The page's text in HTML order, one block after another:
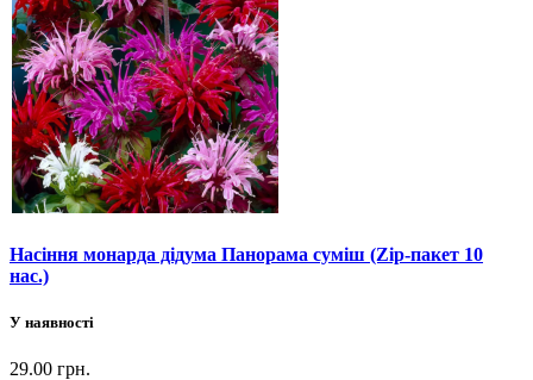
Насіння монарда дідума Панорама суміш (Zip-пакет 10
нас.)
У наявності
29.00 грн.